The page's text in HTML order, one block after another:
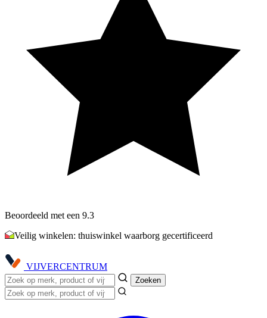
Beoordeeld met een 9.3
Veilig winkelen: thuiswinkel waarborg gecertificeerd
VIJVERCENTRUM
Zoeken